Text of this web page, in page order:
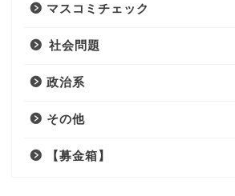
マスコミチェック
社会問題
政治系
その他
【募金箱】